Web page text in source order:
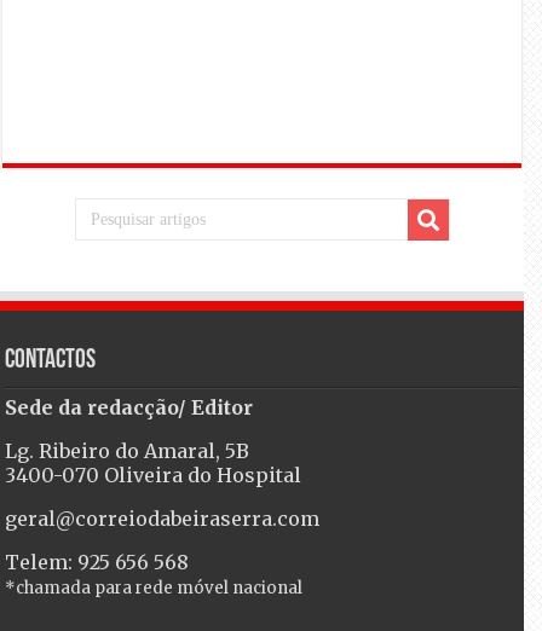
Contactos
Sede da redacção/ Editor
Lg. Ribeiro do Amaral, 5B
3400-070 Oliveira do Hospital
geral@correiodabeiraserra.com
Telem: 925 656 568
*chamada para rede móvel nacional